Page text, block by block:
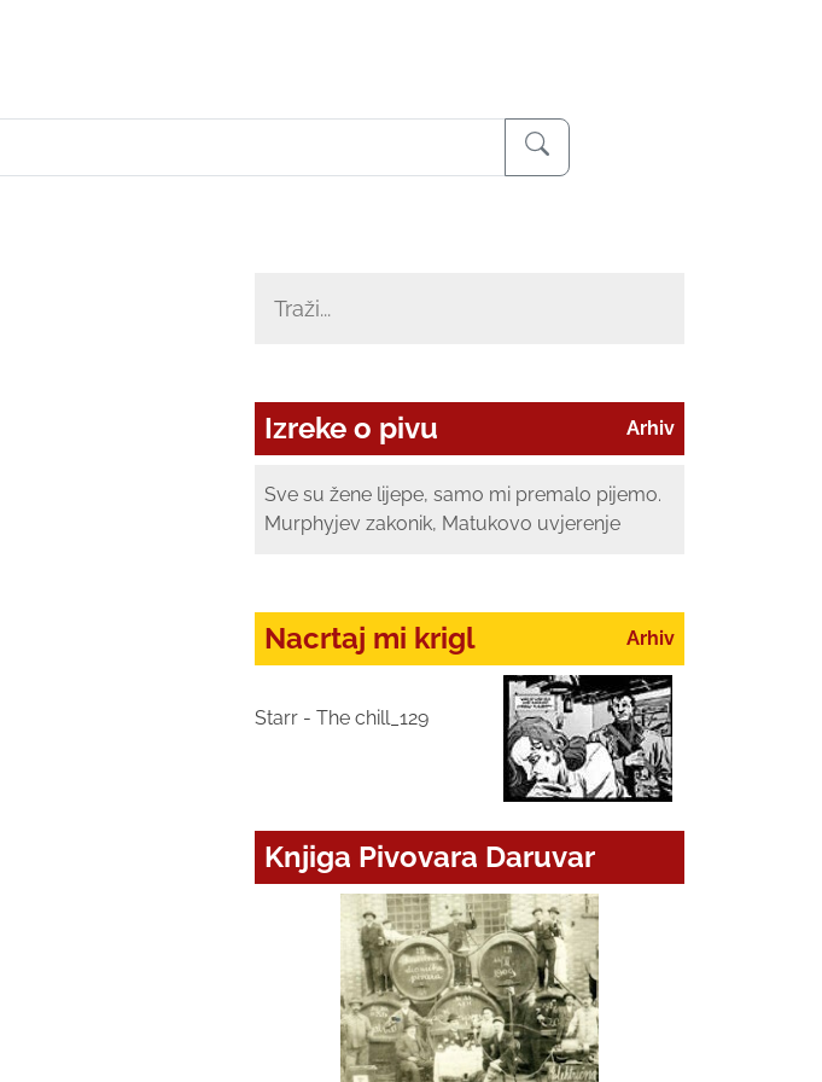
Arhiv
Izreke o pivu
Sve su žene lijepe, samo mi premalo pijemo.
Murphyjev zakonik, Matukovo uvjerenje
Arhiv
Nacrtaj mi krigl
Starr - The chill_129
Knjiga Pivovara Daruvar